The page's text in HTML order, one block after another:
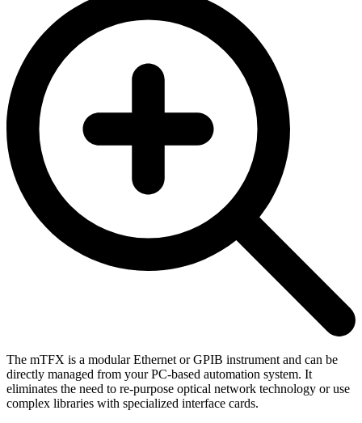
The mTFX is a modular Ethernet or GPIB instrument and can be
directly managed from your PC-based automation system. It
eliminates the need to re-purpose optical network technology or use
complex libraries with specialized interface cards.